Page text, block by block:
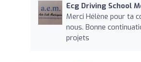
Ecg Driving School
Merci Hélène pour ta
nous. Bonne
projets